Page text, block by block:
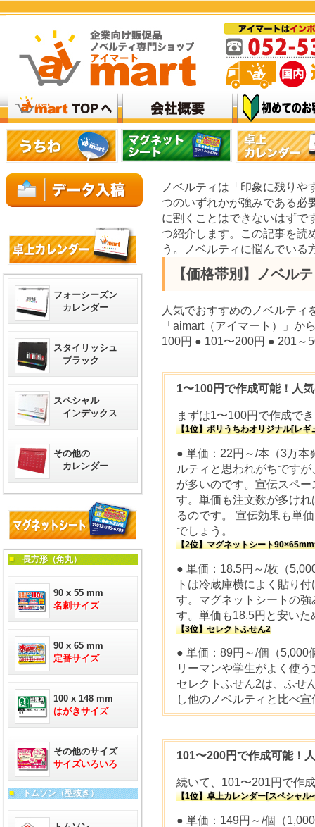
ノベルティは「印象に残り
つのいずれかが強みである必
に割くことはできないはずで
つ紹介します。この記事を読
う。ノベルティに悩んでいる
【価格帯別】ノベル
人気でおすすめのノベルテ
「aimart（アイマート）」か
100円 ● 101〜200円 ● 201～
1〜100円で作成可能！人
まずは1〜100円で作成で
【1位】ポリうちわオリジナル[レギ
● 単価：22円～/本（3万本
ルティと思われがちです
が多いのです。宣伝スペ
す。単価も注文数が多け
るのです。 宣伝効果も単
でしょう。
【2位】マグネットシート
● 単価：18.5円～/枚（
トは冷蔵庫横によく貼り
す。マグネットシートの
す。単価も18.5円と安い
【3位】セレクトふせん2
● 単価：89円～/個（5,000
リーマンや学生がよく使
セレクトふせん2は、ふせ
し他のノベルティと比べ
101〜200円で作成可能！
続いて、101〜201円で作
【1位】卓上カレンダー[スペシャル
● 単価：149円～/個（
フォーシーズン
カレンダー
スタイリッシュ
ブラック
スペシャル
インデックス
その他の
カレンダー
■長方形（角丸）
90 x 55 mm
名刺サイズ
90 x 65 mm
定番サイズ
100 x 148 mm
はがきサイズ
その他のサイズ
サイズいろいろ
■トムソン（型抜き）